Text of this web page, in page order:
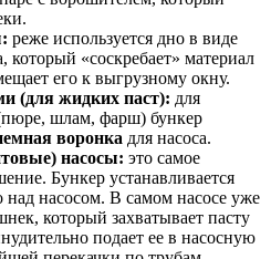
реже используется дно в виде
который «соскребает» материал
его к выгрузному окну.
(для жидких паст): для
шлам, фарш) бункер
воронка для насоса.
насосы: это самое
Бункер устанавливается
над насосом. В самом насосе уже
который захватывает пасту
подает ее в насосную